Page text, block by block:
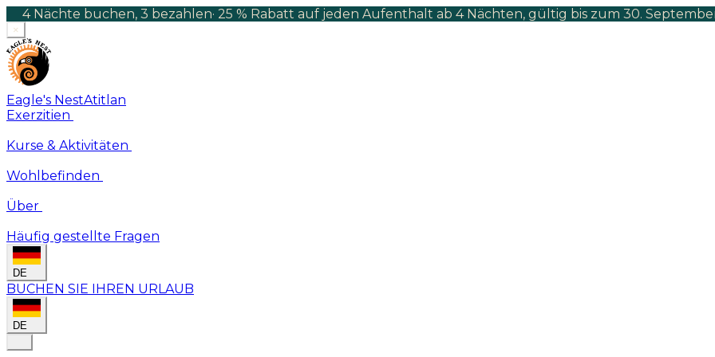
4 Nächte buchen, 3 bezahlen· 25 % Rabatt auf jeden Aufenthalt ab 4 Nächten, gültig bis zum 30.
×
Eagle's NestAtitlan
Exerzitien
Kurse & Aktivitäten
Wohlbefinden
Über
Häufig gestellte Fragen
DE
BUCHEN SIE IHREN URLAUB
DE